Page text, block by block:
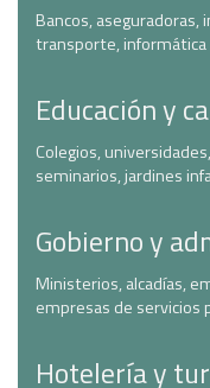
Bancos,
transporte,
Educación y
Colegios,
seminarios, jardines
Gobierno y
Ministerios, alcadías,
empresas de servicios
Hotelería y